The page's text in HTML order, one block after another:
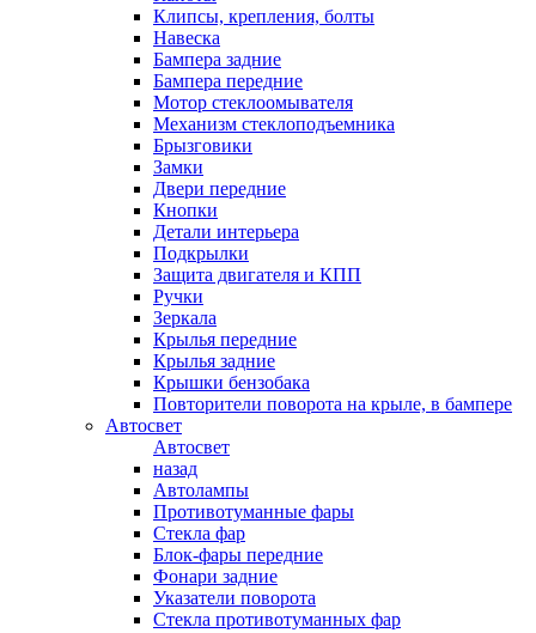
Клипсы, крепления, болты
Навеска
Бампера задние
Бампера передние
Мотор стеклоомывателя
Механизм стеклоподъемника
Брызговики
Замки
Двери передние
Кнопки
Детали интерьера
Подкрылки
Защита двигателя и КПП
Ручки
Зеркала
Крылья передние
Крылья задние
Крышки бензобака
Повторители поворота на крыле, в бампере
Автосвет
Автосвет
назад
Автолампы
Противотуманные фары
Стекла фар
Блок-фары передние
Фонари задние
Указатели поворота
Стекла противотуманных фар